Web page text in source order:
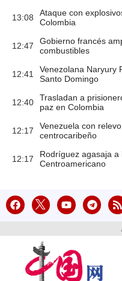
13:08
Ataque con
Colombia
12:47
Gobierno francés
combustibles
12:41
Venezolana Naryury
Santo Domingo
12:40
Trasladan a
paz en Colombia
12:17
Venezuela con
centrocaribeño
12:17
Rodríguez agasaja
Centroamericano